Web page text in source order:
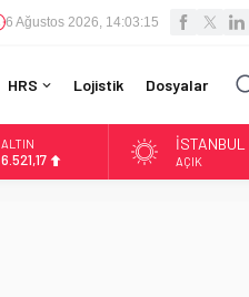
6 Ağustos 2026, 14:03:16
HRS Lojistik Dosyalar
ALTIN
6.521,17
İSTANBUL
AÇIK